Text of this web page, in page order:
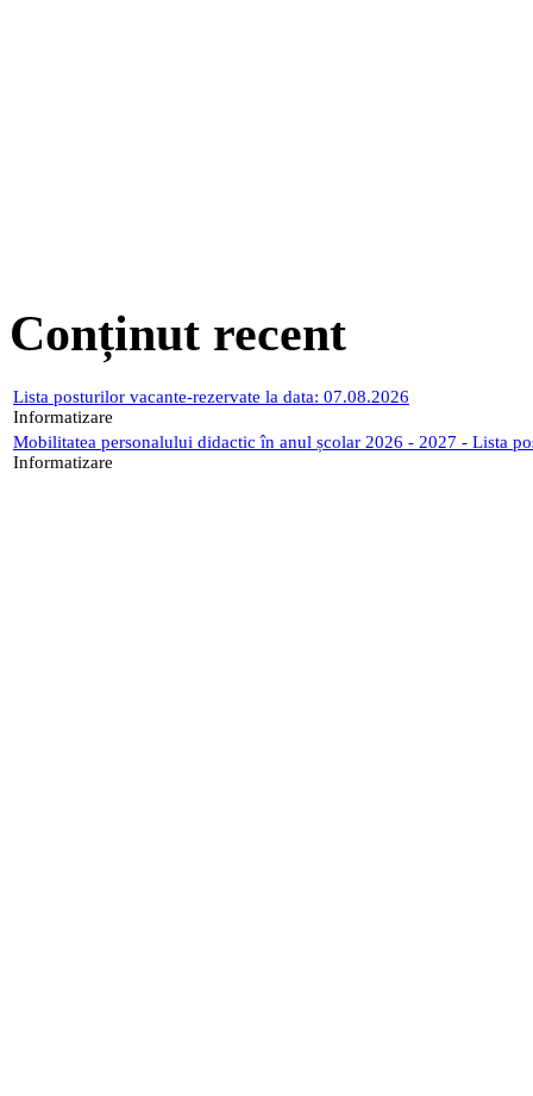
Conținut recent
Lista posturilor vacante-rezervate la data: 07.08.2026
Informatizare
Mobilitatea personalului didactic în anul școlar 2026 - 2027 - Lista
Informatizare